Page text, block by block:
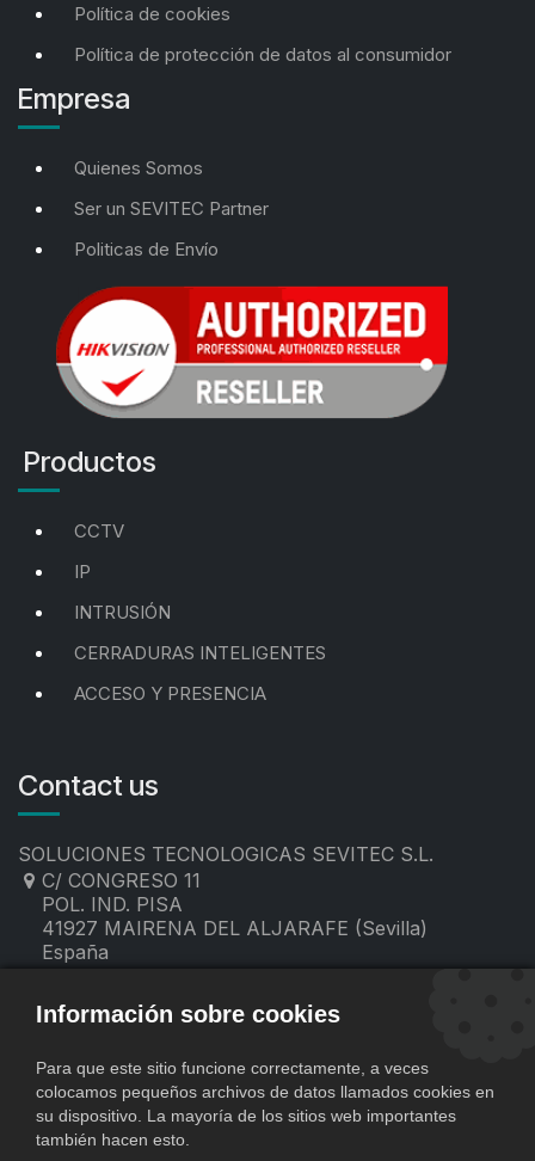
Política de cookies
Política de protección de datos al consumidor
Empresa
Quienes Somos
Ser un SEVITEC Partner
Politicas de Envío
Productos
CCTV
IP
INTRUSIÓN
CERRADURAS INTELIGENTES
ACCESO Y PRESENCIA
Contact us
SOLUCIONES TECNOLOGICAS SEVITEC S.L.
C/ CONGRESO 11
POL. IND. PISA
41927 MAIRENA DEL ALJARAFE (Sevilla)
España
contacto@sevitec.es
Información sobre cookies
Para que este sitio funcione correctamente, a veces
colocamos pequeños archivos de datos llamados cookies en
su dispositivo. La mayoría de los sitios web importantes
también hacen esto.